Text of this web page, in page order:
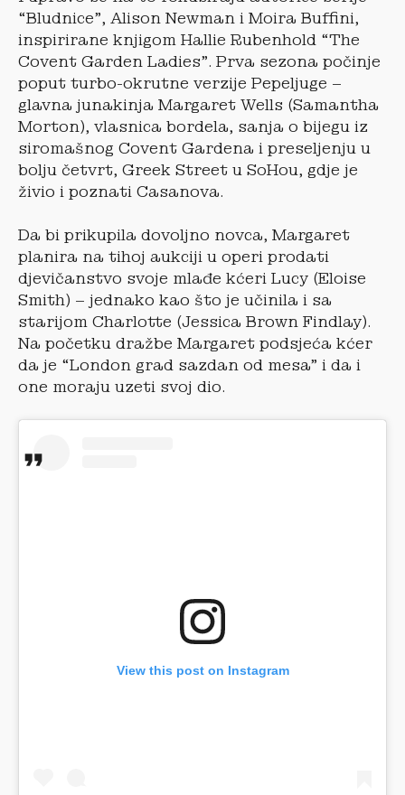
“Bludnice”, Alison Newman i Moira Buffini,
inspirirane knjigom Hallie Rubenhold “The
Covent Garden Ladies”. Prva sezona počinje
poput turbo-okrutne verzije Pepeljuge –
glavna junakinja Margaret Wells (Samantha
Morton), vlasnica bordela, sanja o bijegu iz
siromašnog Covent Gardena i preseljenju u
bolju četvrt, Greek Street u SoHou, gdje je
živio i poznati Casanova.
Da bi prikupila dovoljno novca, Margaret
planira na tihoj aukciji u operi prodati
djevičanstvo svoje mlađe kćeri Lucy (Eloise
Smith) – jednako kao što je učinila i sa
starijom Charlotte (Jessica Brown Findlay).
Na početku dražbe Margaret podsjeća kćer
da je “London grad sazdan od mesa” i da i
one moraju uzeti svoj dio.
View this post on Instagram